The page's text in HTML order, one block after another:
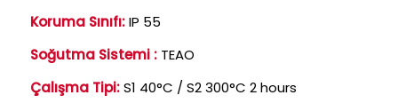
Koruma Sınıfı:IP 55
Soğutma Sistemi : TEAO
Çalışma Tipi:S1 40°C / S2 300°C 2 hours